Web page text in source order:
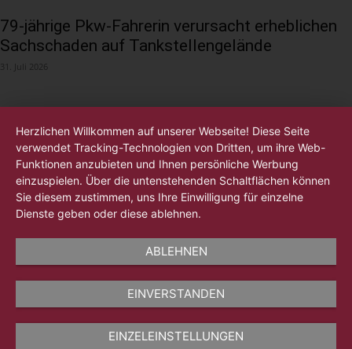
79-jährige Pkw-Fahrerin verursacht erheblichen
Sachschaden auf Tankstellengelände
31. Juli 2026
Herzlichen Willkommen auf unserer Webseite! Diese Seite
verwendet Tracking-Technologien von Dritten, um ihre Web-
Funktionen anzubieten und Ihnen persönliche Werbung
einzuspielen. Über die untenstehenden Schaltflächen können
Sie diesem zustimmen, uns Ihre Einwilligung für einzelne
Dienste geben oder diese ablehnen.
ABLEHNEN
EINVERSTANDEN
EINZELEINSTELLUNGEN